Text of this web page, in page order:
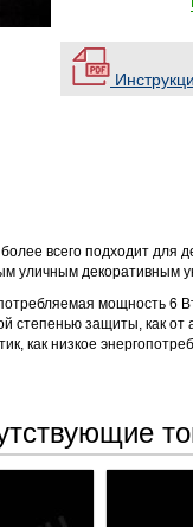
всего подходит
уличным декоративным
мощность 6
защиты, как от
как низкое